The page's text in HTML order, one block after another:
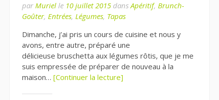
par Muriel le 10 juillet 2015 dansApéritif, Brunch-
Goûter, Entrées, Légumes, Tapas
Dimanche, j’ai pris un cours de cuisine et nous y
avons, entre autre, préparé une
délicieuse bruschetta aux légumes rôtis, que je me
suis empressée de préparer de nouveau à la
maison… [Continuer la lecture]